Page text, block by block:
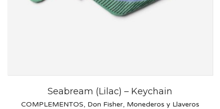
Seabream (Lilac) – Keychain
COMPLEMENTOS, Don Fisher, Monederos y Llaveros